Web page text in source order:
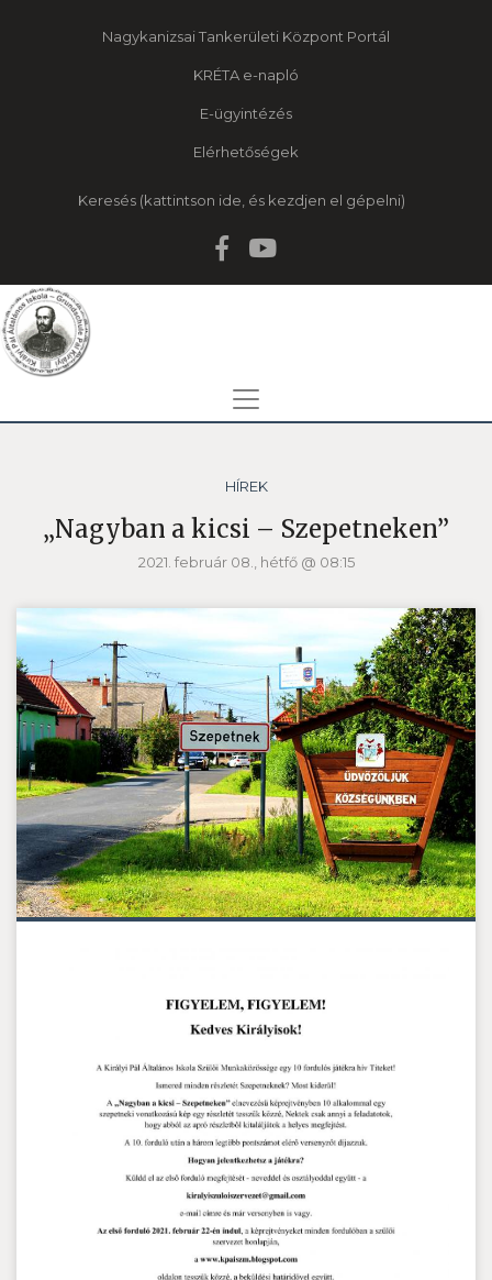
Nagykanizsai Tankerületi Központ Portál
KRÉTA e-napló
E-ügyintézés
Elérhetőségek
Keresés
HÍREK
„Nagyban a kicsi – Szepetneken”
2021. február 08., hétfő @ 08:15